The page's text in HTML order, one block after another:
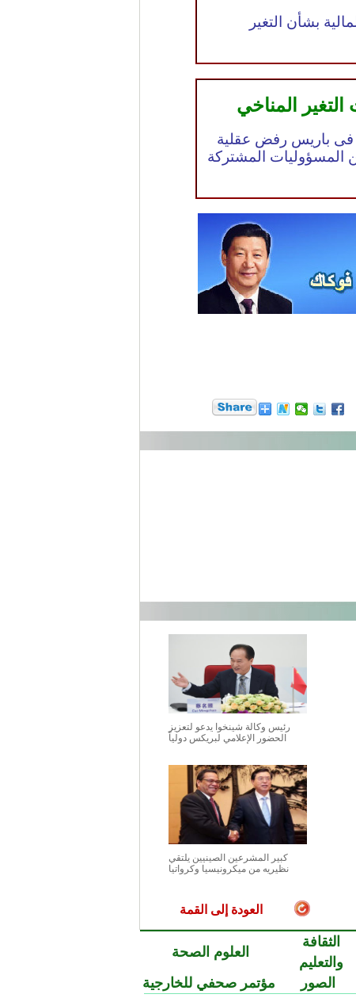
بشأن التغير
المناخي
فى باريس رفض عقلية
المسؤوليات المشتركة
رئيس وكالة شينخوا يدعو لتعزيز
الحضور الإعلامي لبريكس دولياً
كبير المشرعين الصينيين يلتقي
نظيريه من ميكرونيسيا وكرواتيا
العودة إلى القمة
الثقافة
والتعليم
العلوم الصحة
الصور مؤتمر صحفي للخارجية